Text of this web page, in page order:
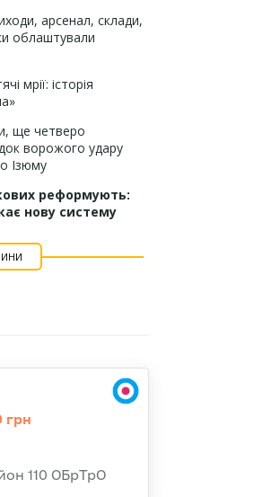
арсенал, склади,
облаштували
мрії: історія
ще четверо
ворожого удару
Ізюму
реформують:
нову систему
грн
110 ОБрТрО